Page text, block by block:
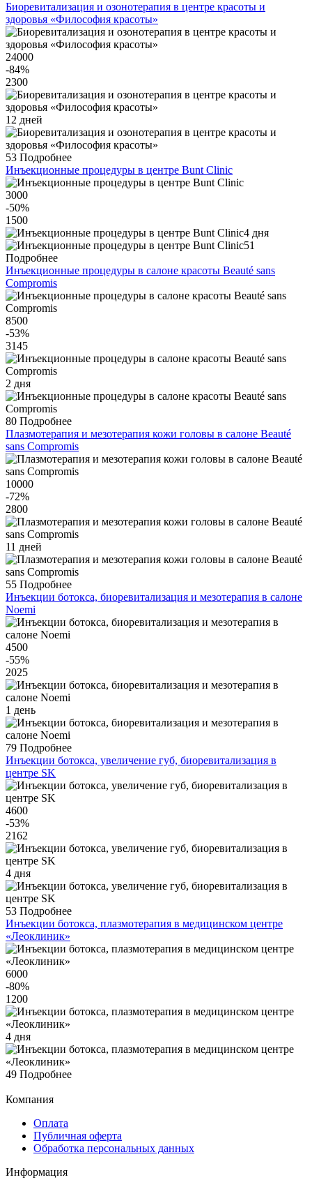
Биоревитализация и озонотерапия в центре красоты и
здоровья «Философия красоты»
24000
-84%
2300
12 дней
53 Подробнее
Инъекционные процедуры в центре Bunt Clinic
3000
-50%
1500
4 дня
51
Подробнее
Инъекционные процедуры в салоне красоты Beauté sans
Compromis
8500
-53%
3145
2 дня
80 Подробнее
Плазмотерапия и мезотерапия кожи головы в салоне Beauté
sans Compromis
10000
-72%
2800
11 дней
55 Подробнее
Инъекции ботокса, биоревитализация и мезотерапия в салоне
Noemi
4500
-55%
2025
1 день
79 Подробнее
Инъекции ботокса, увеличение губ, биоревитализация в
центре SK
4600
-53%
2162
4 дня
53 Подробнее
Инъекции ботокса, плазмотерапия в медицинском центре
«Леоклиник»
6000
-80%
1200
4 дня
49 Подробнее
Компания
Оплата
Публичная оферта
Обработка персональных данных
Информация